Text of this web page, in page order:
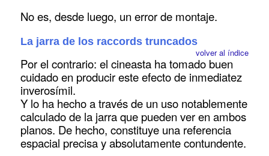
No es, desde luego, un error de montaje.
La jarra de los raccords truncados
volver al índice
Por el contrario: el cineasta ha tomado buen
cuidado en producir este efecto de inmediatez
inverosímil.
Y lo ha hecho a través de un uso notablemente
calculado de la jarra que pueden ver en ambos
planos. De hecho, constituye una referencia
espacial precisa y absolutamente contundente.